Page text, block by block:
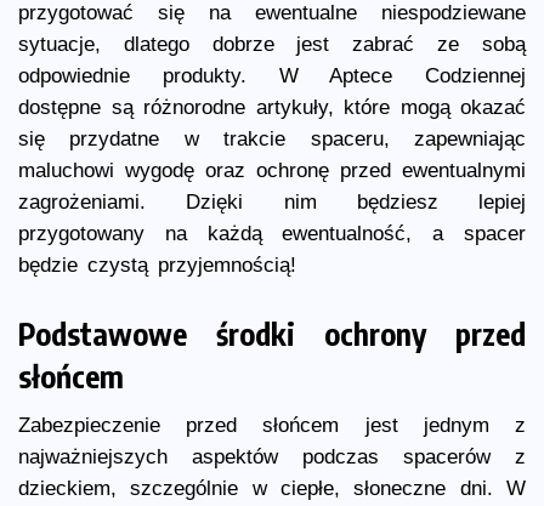
przygotować się na ewentualne niespodziewane
sytuacje, dlatego dobrze jest zabrać ze sobą
odpowiednie produkty. W Aptece Codziennej
dostępne są różnorodne artykuły, które mogą okazać
się przydatne w trakcie spaceru, zapewniając
maluchowi wygodę oraz ochronę przed ewentualnymi
zagrożeniami. Dzięki nim będziesz lepiej
przygotowany na każdą ewentualność, a spacer
będzie czystą przyjemnością!
Podstawowe środki ochrony przed
słońcem
Zabezpieczenie przed słońcem jest jednym z
najważniejszych aspektów podczas spacerów z
dzieckiem, szczególnie w ciepłe, słoneczne dni. W